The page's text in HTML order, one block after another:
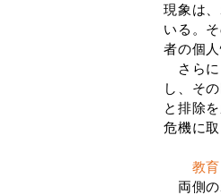
現象は
いる。
者の個
さらに
し、そ
と排除
危機に
教
両側の